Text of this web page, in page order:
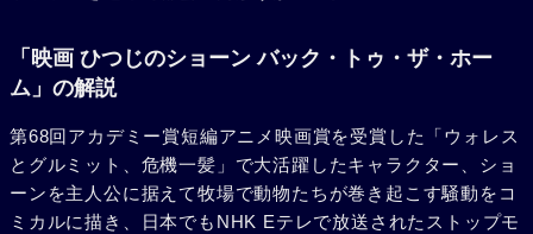
「映画 ひつじのショーン バック・トゥ・ザ・ホー
ム」の解説
第68回アカデミー賞短編アニメ映画賞を受賞した「ウォレス
とグルミット、危機一髪」で大活躍したキャラクター、ショ
ーンを主人公に据えて牧場で動物たちが巻き起こす騒動をコ
ミカルに描き、日本でもNHK Eテレで放送されたストップモ